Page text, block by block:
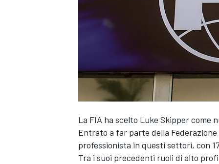
La FIA ha scelto Luke Skipper come
Entrato a far parte della
professionista in questi settori, con
Tra i suoi precedenti ruoli di alto